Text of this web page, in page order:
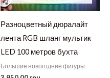
Разноцветный дюралайт
лента RGB шланг мультик
LED 100 метров бухта
Большие новогодние фигуры